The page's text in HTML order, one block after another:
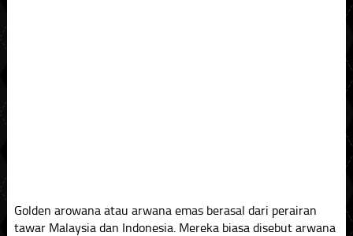
Golden arowana atau arwana emas berasal dari perairan
tawar Malaysia dan Indonesia. Mereka biasa disebut arwana